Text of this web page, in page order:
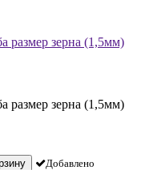
размер зерна (1,5мм)
размер зерна (1,5мм)
Добавлено